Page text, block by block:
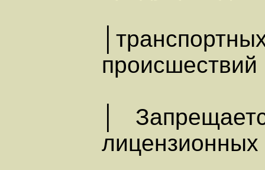
│
лицензионных